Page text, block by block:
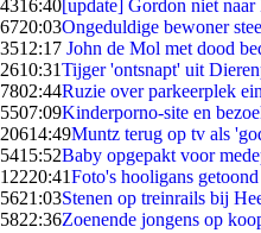
4316:40[update] Gordon niet
6720:03Ongeduldige bewoner
3512:17 John de Mol met dood
2610:31Tijger 'ontsnapt' uit
7802:44Ruzie over parkeerplek
5507:09Kinderporno-site en
20614:49Muntz terug op tv als
5415:52Baby opgepakt voor
12220:41Foto's hooligans
5621:03Stenen op treinrails bij
5822:36Zoenende jongens op